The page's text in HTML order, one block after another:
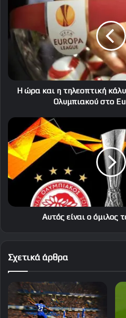
ώρα
τηλεοπτική
κάλυψη
κλήρωσης
του
Ολυμπιακού
League
Η ώρα και η τηλεοπτική
Ολυμπιακού στο
Αυτός
είναι
ο
όμιλος
Ολυμπιακού
Αυτός είναι ο όμιλος
Σχετικά άρθρα